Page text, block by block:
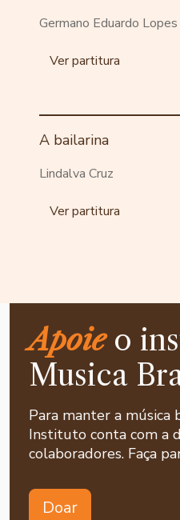
Germano Eduardo Lopes
Ver partitura
A bailarina
Lindalva Cruz
Ver partitura
Apoieo
Musica
Para manter a música
Instituto conta com a
colaboradores. Faça
Doar